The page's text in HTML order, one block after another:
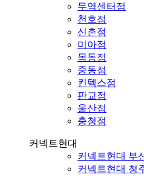
무역센터점
천호점
신촌점
미아점
목동점
중동점
킨텍스점
판교점
울산점
충청점
커넥트현대
커넥트현대 부
커넥트현대 청